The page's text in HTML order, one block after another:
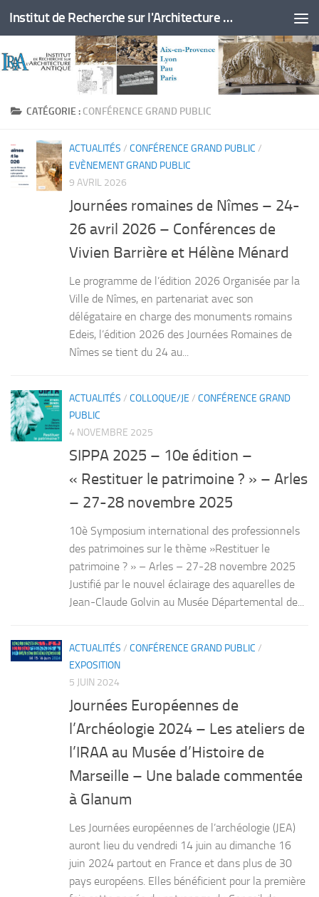
Skip to content Institut de Recherche sur l'Architecture Antique
CATÉGORIE : CONFÉRENCE GRAND PUBLIC
ACTUALITÉS / CONFÉRENCE GRAND PUBLIC /
EVÈNEMENT GRAND PUBLIC
9 AVRIL 2026
Journées romaines de Nîmes – 24-
26 avril 2026 – Conférences de
Vivien Barrière et Hélène Ménard
Le programme de l’édition 2026 Organisée par la
Ville de Nîmes, en partenariat avec son
délégataire en charge des monuments romains
Edeis, l’édition 2026 des Journées Romaines de
Nîmes se tient du 24 au...
ACTUALITÉS / COLLOQUE/JE / CONFÉRENCE GRAND
PUBLIC
4 NOVEMBRE 2025
SIPPA 2025 – 10e édition –
« Restituer le patrimoine ? » – Arles
– 27-28 novembre 2025
10è Symposium international des professionnels
des patrimoines sur le thème »Restituer le
patrimoine ? » – Arles – 27-28 novembre 2025
Justifié par le nouvel éclairage des aquarelles de
Jean-Claude Golvin au Musée Départemental de...
ACTUALITÉS / CONFÉRENCE GRAND PUBLIC /
EXPOSITION
5 JUIN 2024
Journées Européennes de
l’Archéologie 2024 – Les ateliers de
l’IRAA au Musée d’Histoire de
Marseille – Une balade commentée
à Glanum
Les Journées européennes de l’archéologie (JEA)
auront lieu du vendredi 14 juin au dimanche 16
juin 2024 partout en France et dans plus de 30
pays européens. Elles bénéficient pour la première